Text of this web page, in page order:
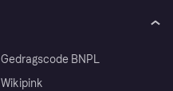
Gedragscode BNPL
Wikipink